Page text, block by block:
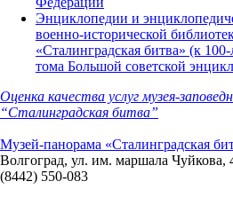
Энциклопедии и
военно-исторической
«Сталинградская битва» (к
тома Большой советской
Оценка качества услуг музея-
“Сталинградская битва”
Музей-панорама «Сталинградская
Волгоград, ул. им. маршала Чуйкова,
(8442) 550-083